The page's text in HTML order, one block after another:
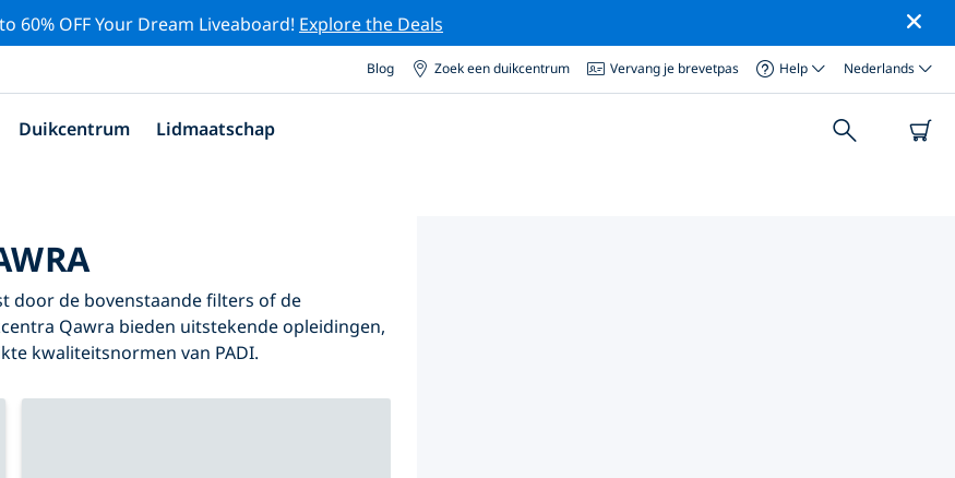
60% OFF Your Dream Liveaboard! Explore the Deals
Blog Zoek een duikcentrum Vervang je brevetpas Help Nederlands
Duikcentrum Lidmaatschap
door de bovenstaande filters of de
Qawra bieden uitstekende opleidingen,
kwaliteitsnormen van PADI.